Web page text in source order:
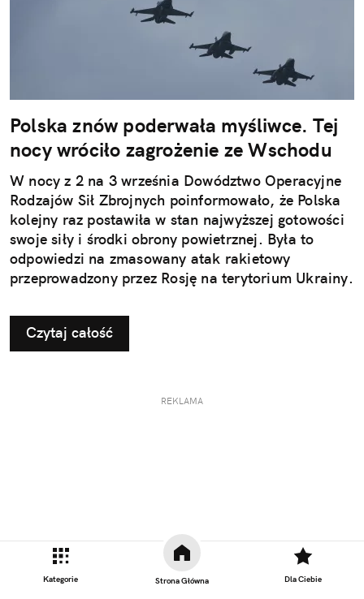
Kategorie Strona Główna Dla Ciebie
Polska znów poderwała myśliwce. Tej
nocy wróciło zagrożenie ze Wschodu
W nocy z 2 na 3 września Dowództwo Operacyjne
Rodzajów Sił Zbrojnych poinformowało, że Polska
kolejny raz postawiła w stan najwyższej gotowości
swoje siły i środki obrony powietrznej. Była to
odpowiedzi na zmasowany atak rakietowy
przeprowadzony przez Rosję na terytorium Ukrainy.
Czytaj całość
REKLAMA